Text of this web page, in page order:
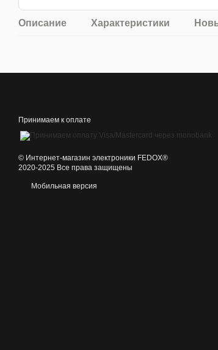
Описание Характеристики
Принимаем к оплате
©️ Интернет-магазин электроники FEDOX®
2020-2025 Все права защищены
Мобильная версия